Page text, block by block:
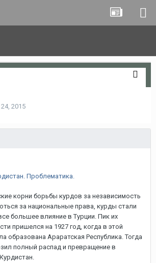
2015
Проблематика.
корни борьбы курдов за независимость
за национальные права, курды стали
большее влияние в Турции. Пик их
пришелся на 1927 год, когда в этой
образована Араратская Республика. Тогда
полный распад и превращение в